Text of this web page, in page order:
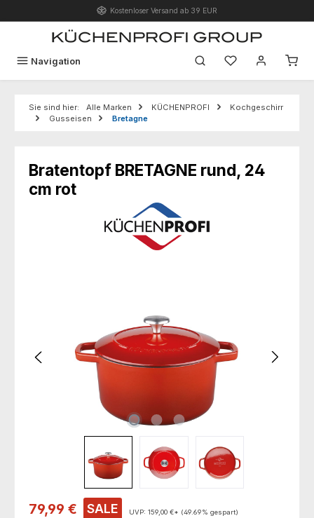
Zum Hauptinhalt springenKostenloser Versand ab 39 EUR
Navigation Du hast 0
Sie sind hier: Alle Marken KÜCHENPROFI
Kochgeschirr
Gusseisen
Bretagne
Bratentopf BRETAGNE rund, 24
cm rot
Verkaufspreis:
79,99 € SALE UVP: 159,00 €* (49.69% gespart)